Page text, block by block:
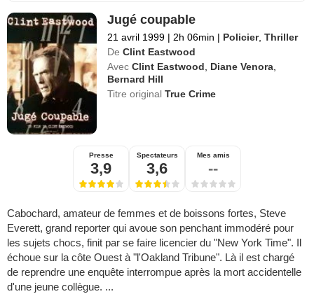
Jugé coupable
21 avril 1999 | 2h 06min | Policier,Thriller
De Clint Eastwood
Avec Clint Eastwood Diane Venora
Bernard Hill
Titre originalTrue Crime
Presse
3,9
Spectateurs
3,6
Mes amis
--
Cabochard, amateur de femmes et de boissons fortes, Steve
Everett, grand reporter qui avoue son penchant immodéré pour
les sujets chocs, finit par se faire licencier du "New York Time". Il
échoue sur la côte Ouest à "l'Oakland Tribune". Là il est chargé
de reprendre une enquête interrompue après la mort accidentelle
d'une jeune collègue. ...